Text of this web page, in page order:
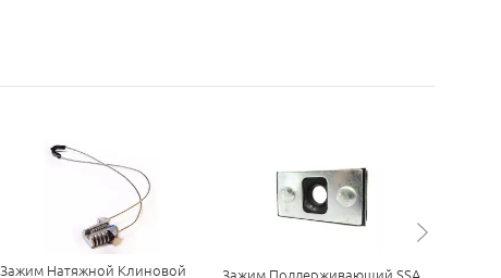
Зажим Натяжной Клиновой
Зажим Поддерживающий SSA